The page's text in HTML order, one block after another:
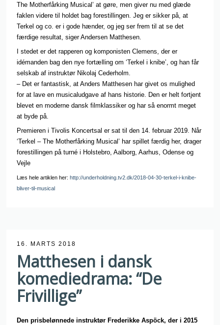
The Motherfårking Musical’ at gøre, men giver nu med glæde
faklen videre til holdet bag forestillingen. Jeg er sikker på, at
Terkel og co. er i gode hænder, og jeg ser frem til at se det
færdige resultat, siger Andersen Matthesen.
I stedet er det rapperen og komponisten Clemens, der er
idémanden bag den nye fortælling om ‘Terkel i knibe’, og han får
selskab af instruktør Nikolaj Cederholm.
– Det er fantastisk, at Anders Matthesen har givet os mulighed
for at lave en musicaludgave af hans historie. Den er helt fortjent
blevet en moderne dansk filmklassiker og har så enormt meget
at byde på.
Premieren i Tivolis Koncertsal er sat til den 14. februar 2019. Når
‘Terkel – The Motherfårking Musical’ har spillet færdig her, drager
forestillingen på turné i Holstebro, Aalborg, Aarhus, Odense og
Vejle
Læs hele artiklen her:http://underholdning.tv2.dk/2018-04-30-terkel-i-knibe-
bliver-til-musical
16. MARTS 2018
Matthesen i dansk
komediedrama: “De
Frivillige”
Den prisbelønnede instruktør Frederikke Aspöck, der i 2015